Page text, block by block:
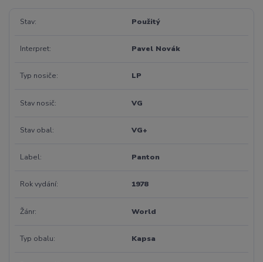
Stav Použitý
Interpret Pavel Novák
Typ nosiče LP
Stav nosič VG
Stav obal VG+
Label Panton
Rok vydání 1978
Žánr World
Typ obalu Kapsa